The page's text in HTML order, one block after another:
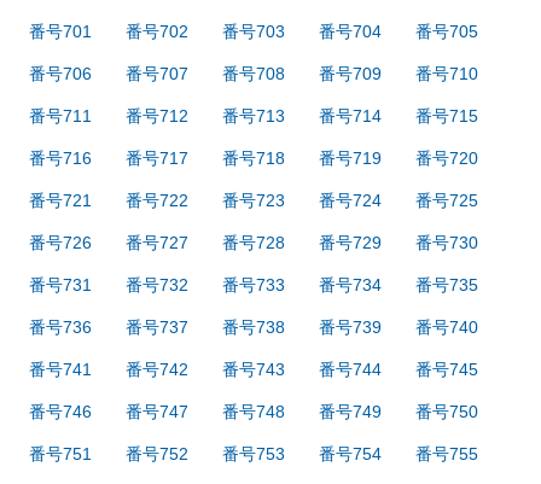
番号701 番号702 番号703 番号704 番号705
番号706 番号707 番号708 番号709 番号710
番号711 番号712 番号713 番号714 番号715
番号716 番号717 番号718 番号719 番号720
番号721 番号722 番号723 番号724 番号725
番号726 番号727 番号728 番号729 番号730
番号731 番号732 番号733 番号734 番号735
番号736 番号737 番号738 番号739 番号740
番号741 番号742 番号743 番号744 番号745
番号746 番号747 番号748 番号749 番号750
番号751 番号752 番号753 番号754 番号755